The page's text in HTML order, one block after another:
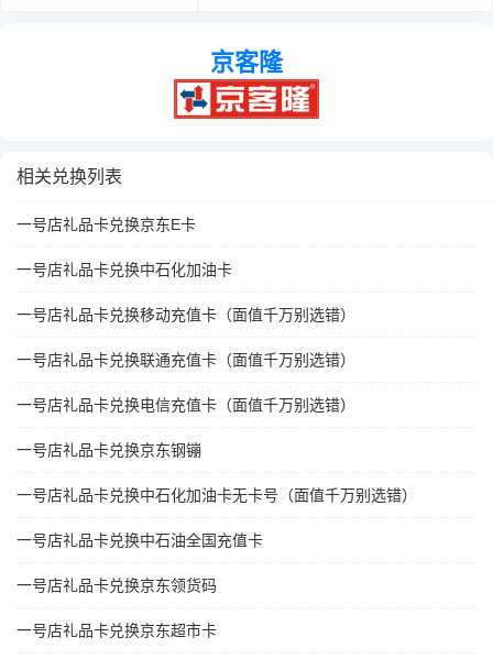
京客隆
相关兑换列表
一号店礼品卡兑换京东E卡
一号店礼品卡兑换中石化加油卡
一号店礼品卡兑换移动充值卡（面值千万别选错）
一号店礼品卡兑换联通充值卡（面值千万别选错）
一号店礼品卡兑换电信充值卡（面值千万别选错）
一号店礼品卡兑换京东钢镚
一号店礼品卡兑换中石化加油卡无卡号（面值千万别选错）
一号店礼品卡兑换中石油全国充值卡
一号店礼品卡兑换京东领货码
一号店礼品卡兑换京东超市卡